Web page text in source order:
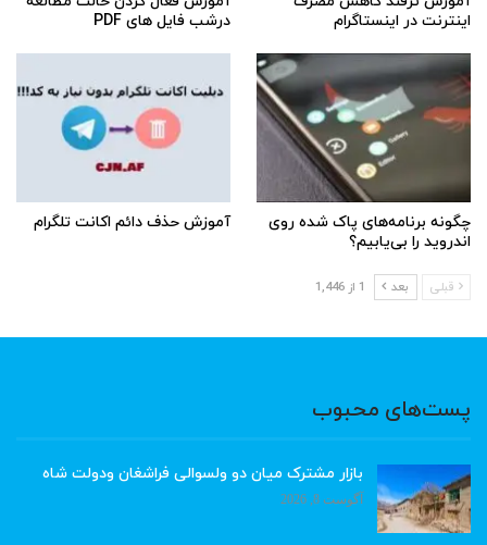
اینترنت در اینستاگرام
درشب فایل های PDF
چگونه برنامه‌های پاک شده روی
اندروید را بی‌یابیم؟
آموزش حذف دائم اکانت تلگرام
قبلی بعد 1 از 1,446
پست‌های محبوب
بازار مشترک میان دو ولسوالی فراشغان ودولت شاه
آگوست 8, 2026